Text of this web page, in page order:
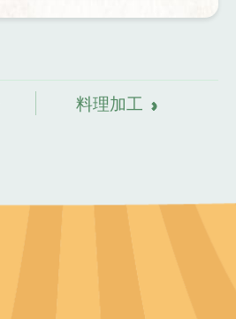
料理加工